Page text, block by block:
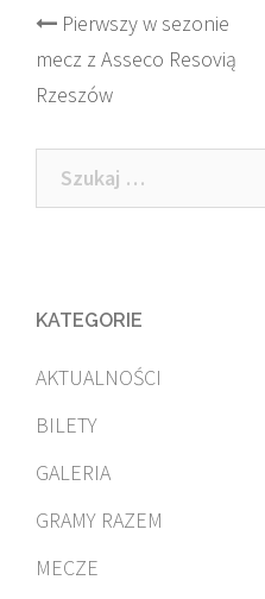
Post
navigation
Pierwszy w sezonie
mecz z Asseco Resovią
Rzeszów
Szukaj:
KATEGORIE
AKTUALNOŚCI
BILETY
GALERIA
GRAMY RAZEM
MECZE